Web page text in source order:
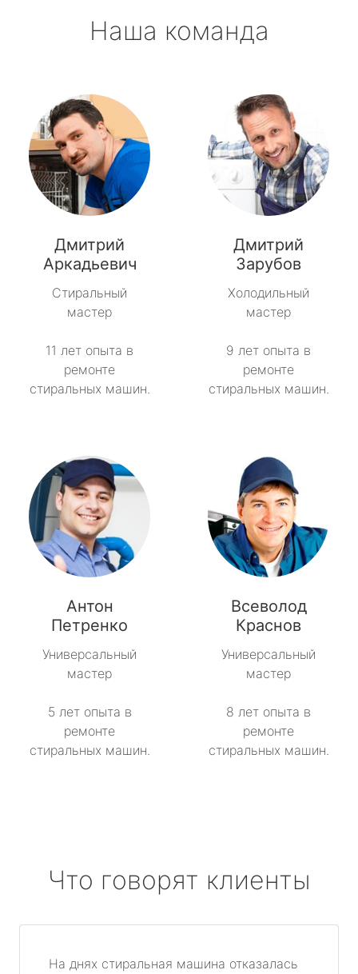
Наша команда
Дмитрий
Аркадьевич
Стиральный
мастер
11 лет опыта в
ремонте
стиральных машин.
Дмитрий
Зарубов
Холодильный
мастер
9 лет опыта в
ремонте
стиральных машин.
Антон
Петренко
Универсальный
мастер
5 лет опыта в
ремонте
стиральных машин.
Всеволод
Краснов
Универсальный
мастер
8 лет опыта в
ремонте
стиральных машин.
Что говорят клиенты
На днях стиральная машина отказалась